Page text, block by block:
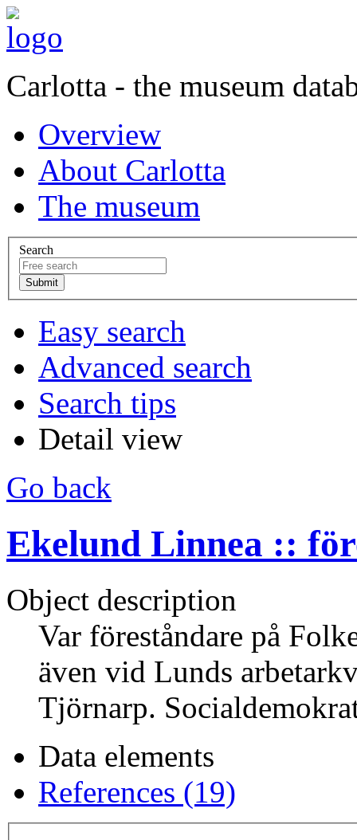
Carlotta - the museum
Overview
About Carlotta
The museum
Search
Easy search
Advanced search
Search tips
Detail view
Go back
Ekelund Linnea ::
Object description
Var föreståndare på
även vid Lunds
Tjörnarp.
Data elements
References (19)